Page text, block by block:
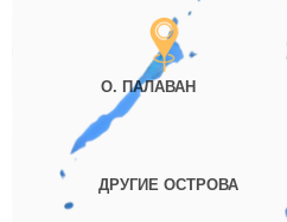
О. ПАЛАВАН
ДРУГИЕ ОСТРОВА